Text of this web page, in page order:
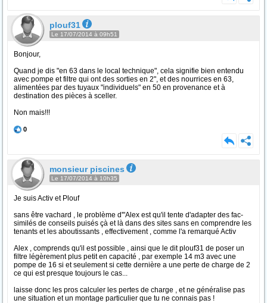
plouf31
Le 17/07/2014 à 09h51
Bonjour,
Quand je dis "en 63 dans le local technique", cela signifie bien entendu
avec pompe et filtre qui ont des sorties en 2", et des nourrices en 63,
alimentées par des tuyaux "individuels" en 50 en provenance et à
destination des pièces à sceller.
Non mais!!!
0
monsieur piscines
Le 17/07/2014 à 10h35
Je suis Activ et Plouf
sans être vachard , le problème d'"Alex est qu'il tente d'adapter des fac-
similés de conseils puisés çà et là dans des sites sans en comprendre les
tenants et les aboutissants , effectivement , comme l'a remarqué Activ
Alex , comprends qu'il est possible , ainsi que le dit plouf31 de poser un
filtre légèrement plus petit en capacité , par exemple 14 m3 avec une
pompe de 16 si et seulement si cette dernière a une perte de charge de 2
ce qui est presque toujours le cas...
laisse donc les pros calculer les pertes de charge , et ne généralise pas
une situation et un montage particulier que tu ne connais pas !